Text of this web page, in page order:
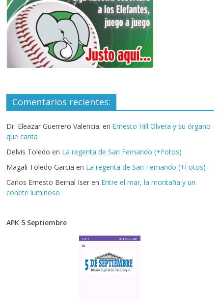
Comentarios recientes:
Dr. Eleazar Guerrero Valencia. en Ernesto Hill Olvera y su órgano
que canta
Delvis Toledo en La regenta de San Fernando (+Fotos)
Magali Toledo Garcia en La regenta de San Fernando (+Fotos)
Carlos Ernesto Bernal Iser en Entre el mar, la montaña y un
cohete luminoso
APK 5 Septiembre